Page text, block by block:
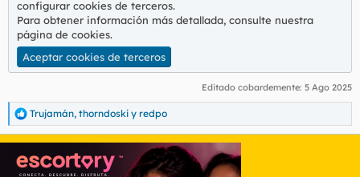
configurar cookies de terceros.
Para obtener información más detallada, consulte nuestra
página de cookies.
Aceptar cookies de terceros
Editado cobardemente: 5 Ago 2025
R
e
a
c
c
Trujamán, thorndoski y redpo